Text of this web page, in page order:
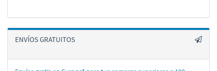
ENVÍOS GRATUITOS